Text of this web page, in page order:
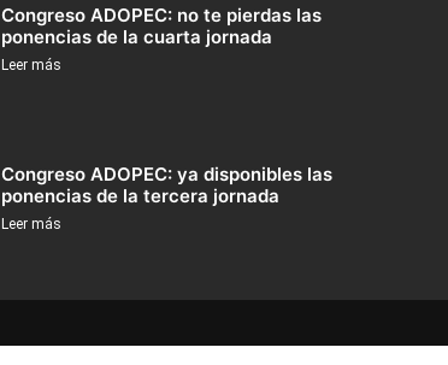
Congreso ADOPEC: no te pierdas las
ponencias de la cuarta jornada
Leer más
Congreso ADOPEC: ya disponibles las
ponencias de la tercera jornada
Leer más